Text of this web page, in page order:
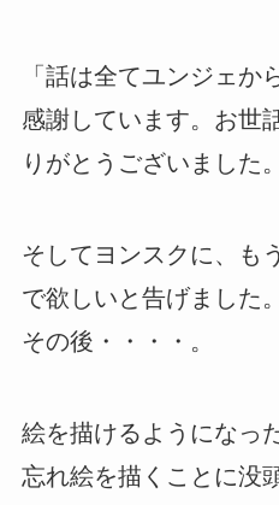
「話は全てユンジェか
感謝しています。お世
りがとうございました
そしてヨンスクに、も
で欲しいと告げました。
その後・・・・。
絵を描けるようになっ
忘れ絵を描くことに没